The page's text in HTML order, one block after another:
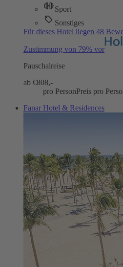
Sport
Sonstiges
Für dieses Hotel liegen 48
Zustimmung von 79% vor
Pauschalreise
ab €808,-
pro PersonPreis pro
Fanar Hotel & Residences